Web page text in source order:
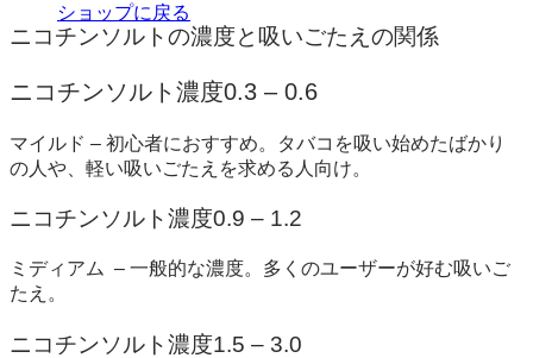
ショップに戻る
ニコチンソルトの濃度と吸いごたえの関係
ニコチンソルト濃度0.3 – 0.6
マイルド – 初心者におすすめ。タバコを吸い始めたばかり
の人や、軽い吸いごたえを求める人向け。
ニコチンソルト濃度0.9 – 1.2
ミディアム – 一般的な濃度。多くのユーザーが好む吸いご
たえ。
ニコチンソルト濃度1.5 – 3.0